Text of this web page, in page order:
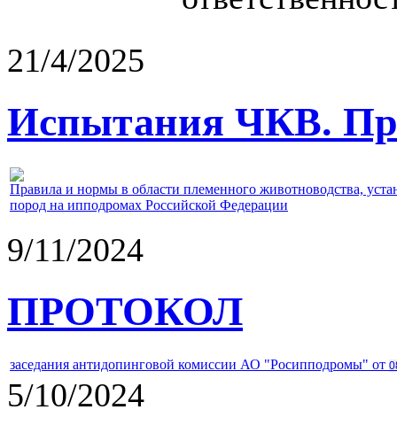
21/4/2025
Испытания ЧКВ.
Правила и нормы в области племенного животноводства,
пород на ипподромах Российской Федерации
9/11/2024
ПРОТОКОЛ
заседания антидопинговой комиссии АО "Росипподромы" от
5/10/2024